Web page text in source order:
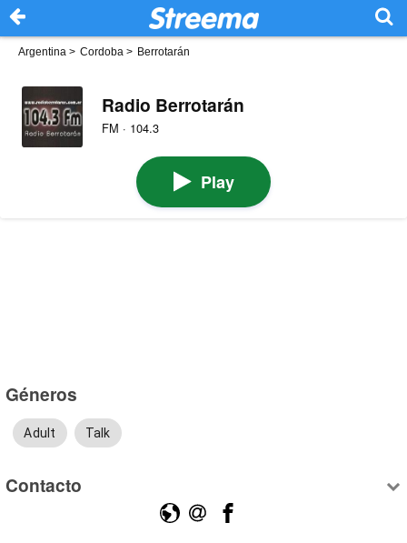
Argentina > Cordoba > Berrotarán
Radio Berrotarán
FM · 104.3
Play
Géneros
Adult Talk
Contacto